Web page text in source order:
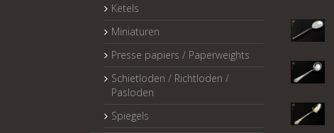
Ketels
Miniaturen
Presse papiers / Paperweights
Schietloden / Richtloden /
Pasloden
Spiegels